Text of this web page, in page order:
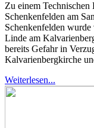
Zu einem
Schenkenfelden am
Schenkenfelden
Linde am
bereits Gefahr in
Kalvarienbergkirche
Weiterlesen...